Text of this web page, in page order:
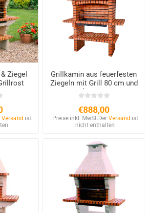
Ziegel
Versand ist
Grillkamin aus feuerfesten
Ziegeln mit Grill 80 cm und
Schornstein
€888,00
Preise inkl. MwSt. Der Versand ist
nicht enthalten